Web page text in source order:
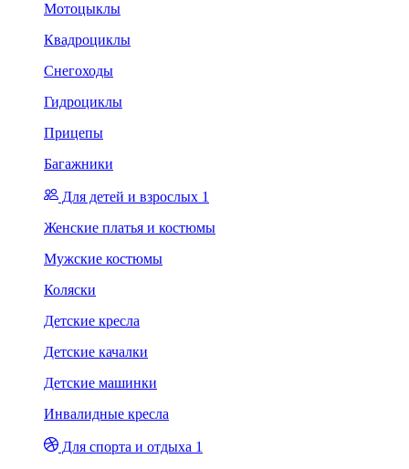
Мотоцыклы
Квадроциклы
Снегоходы
Гидроциклы
Прицепы
Багажники
Для детей и взрослых 1
Женские платья и костюмы
Мужские костюмы
Коляски
Детские кресла
Детские качалки
Детские машинки
Инвалидные кресла
Для спорта и отдыха 1